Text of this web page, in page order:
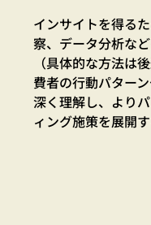
インサイトを得る
察、データ分析な
（具体的な方法は
費者の行動パター
深く理解し、より
ィング施策を展開